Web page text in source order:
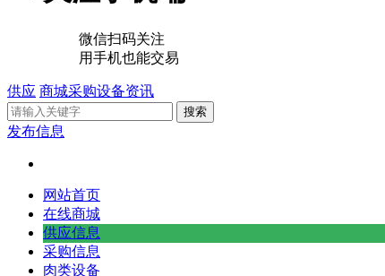
微信扫码关注
用手机也能交易
供应 商城采购设备资讯
搜索
发布信息
网站首页
在线商城
供应信息
采购信息
肉类设备